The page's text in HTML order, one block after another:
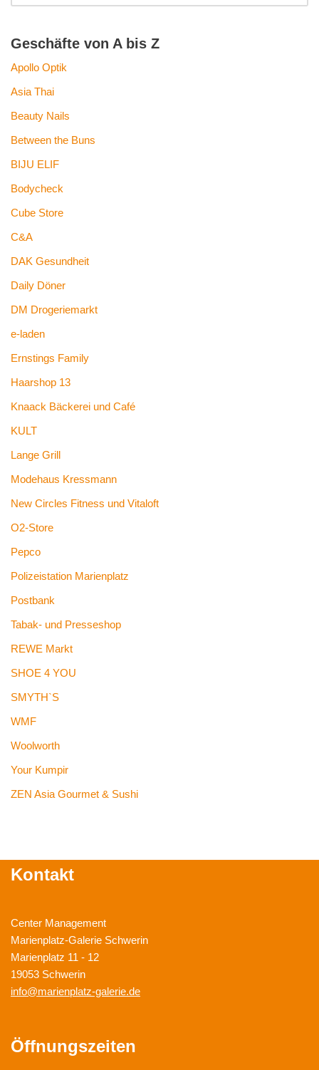
Geschäfte von A bis Z
Apollo Optik
Asia Thai
Beauty Nails
Between the Buns
BIJU ELIF
Bodycheck
Cube Store
C&A
DAK Gesundheit
Daily Döner
DM Drogeriemarkt
e-laden
Ernstings Family
Haarshop 13
Knaack Bäckerei und Café
KULT
Lange Grill
Modehaus Kressmann
New Circles Fitness und Vitaloft
O2-Store
Pepco
Polizeistation Marienplatz
Postbank
Tabak- und Presseshop
REWE Markt
SHOE 4 YOU
SMYTH`S
WMF
Woolworth
Your Kumpir
ZEN Asia Gourmet & Sushi
Kontakt
Center Management
Marienplatz-Galerie Schwerin
Marienplatz 11 - 12
19053 Schwerin
info@marienplatz-galerie.de
Öffnungszeiten